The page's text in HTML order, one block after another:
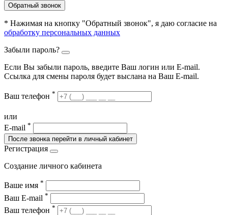
Обратный звонок
* Нажимая на кнопку "Обратный звонок", я даю согласие на
обработку персональных данных
Забыли пароль?
Если Вы забыли пароль, введите Ваш логин или Е-mail.
Ссылка для смены пароля будет выслана на Ваш E-mail.
Ваш телефон *
или
E-mail *
После звонка перейти в личный кабинет
Регистрация
Создание личного кабинета
Ваше имя *
Ваш E-mail *
Ваш телефон *